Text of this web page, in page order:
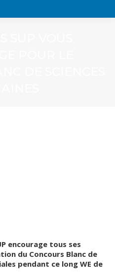
encourage tous ses
du Concours Blanc de
pendant ce long WE de